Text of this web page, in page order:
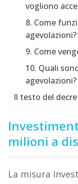
vogliono
8. Come
agevolazioni?
9. Come
10. Quali
agevolazioni?
Il testo del
milioni a
La misura